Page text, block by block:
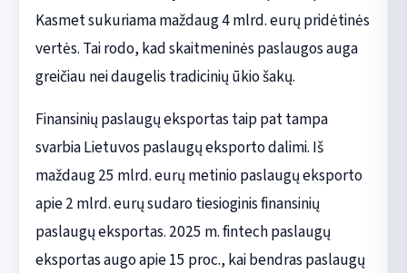
Kasmet sukuriama maždaug 4 mlrd. eurų pridėtinės
vertės. Tai rodo, kad skaitmeninės paslaugos auga
greičiau nei daugelis tradicinių ūkio šakų.
Finansinių paslaugų eksportas taip pat tampa
svarbia Lietuvos paslaugų eksporto dalimi. Iš
maždaug 25 mlrd. eurų metinio paslaugų eksporto
apie 2 mlrd. eurų sudaro tiesioginis finansinių
paslaugų eksportas. 2025 m. fintech paslaugų
eksportas augo apie 15 proc., kai bendras paslaugų